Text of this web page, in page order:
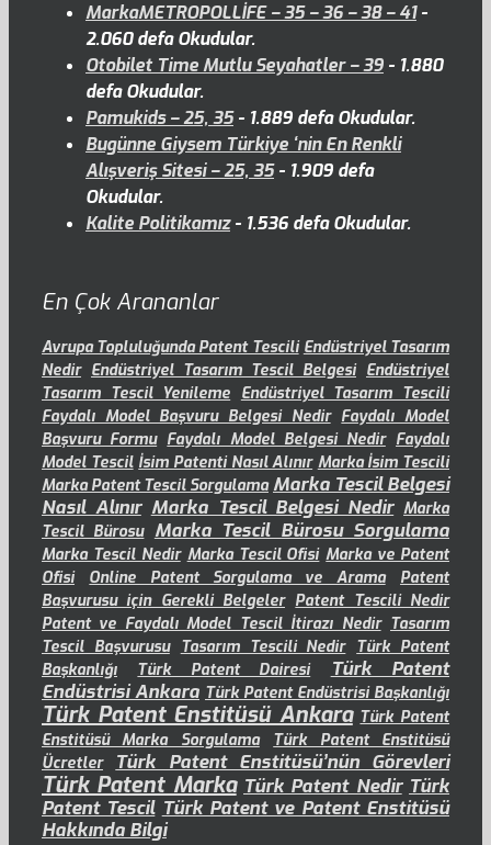
MarkaMETROPOLLİFE – 35 – 36 – 38 – 41-
2.060 defa Okudular.
Otobilet Time Mutlu Seyahatler – 39 - 1.880
defa Okudular.
Pamukids – 25, 35- 1.889 defa Okudular.
Bugünne Giysem Türkiye ‘nin En Renkli
Alışveriş Sitesi – 25, 35- 1.909 defa
Okudular.
Kalite Politikamız- 1.536 defa Okudular.
En Çok Arananlar
Avrupa Topluluğunda Patent Tescili Endüstriyel Tasarım
Nedir Endüstriyel Tasarım Tescil Belgesi Endüstriyel
Tasarım Tescil Yenileme Endüstriyel Tasarım Tescili
Faydalı Model Başvuru Belgesi Nedir Faydalı Model
Başvuru Formu Faydalı Model Belgesi Nedir Faydalı
Model Tescil İsim Patenti Nasıl Alınır Marka İsim Tescili
Marka Patent Tescil Sorgulama Marka Tescil Belgesi
Nasıl Alınır Marka Tescil Belgesi Nedir Marka
Tescil Bürosu Marka Tescil Bürosu Sorgulama
Marka Tescil Nedir Marka Tescil Ofisi Marka ve Patent
Ofisi
Online Patent Sorgulama ve Arama
Patent
Başvurusu için Gerekli Belgeler Patent Tescili Nedir
Patent ve Faydalı Model Tescil İtirazı Nedir Tasarım
Tescil Başvurusu Tasarım Tescili Nedir Türk Patent
Başkanlığı
Türk Patent Dairesi
Türk Patent
Endüstrisi Ankara Türk Patent Endüstrisi Başkanlığı
Türk Patent Enstitüsü Ankara Türk Patent
Enstitüsü Marka Sorgulama
Türk Patent Enstitüsü
Ücretler
Türk Patent Enstitüsü’nün Görevleri
Türk Patent Marka Türk Patent Nedir Türk
Patent Tescil Türk Patent ve Patent Enstitüsü
Hakkında Bilgi